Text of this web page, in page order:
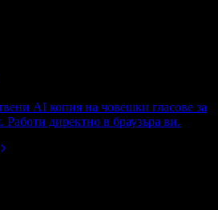
AI копия на човешки гласове за
Работи директно в браузъра ви.